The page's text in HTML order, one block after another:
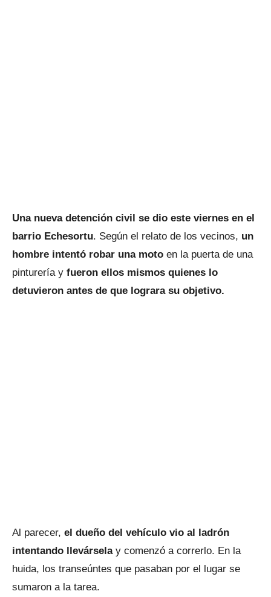
Una nueva detención civil se dio este viernes en el
barrio Echesortu. Según el relato de los vecinos, un
hombre intentó robar una moto en la puerta de una
pinturería y fueron ellos mismos quienes lo
detuvieron antes de que lograra su objetivo.
Al parecer, el dueño del vehículo vio al ladrón
intentando llevárselay comenzó a correrlo. En la
huida, los transeúntes que pasaban por el lugar se
sumaron a la tarea.